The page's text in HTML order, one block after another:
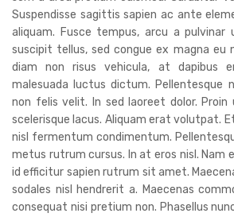
Suspendisse sagittis sapien ac ante
aliquam. Fusce tempus, arcu a pulvinar
suscipit tellus, sed congue ex magna eu
diam non risus vehicula, at dapibus
malesuada luctus dictum. Pellentesque
non felis velit. In sed laoreet dolor. Proin
scelerisque lacus. Aliquam erat volutpat.
nisl fermentum condimentum.
metus rutrum cursus. In at eros nisl. Nam
id efficitur sapien rutrum sit amet.
sodales nisl hendrerit a. Maecenas
consequat nisi pretium non. Phasellus